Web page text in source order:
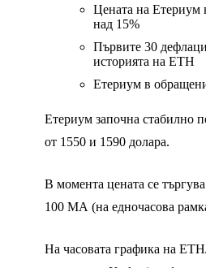
Цената на Етериум
над 15%
Първите 30
историята на ETH
Етериум в
Етериум започна стабилно
от 1550 и 1590 долара.
В момента цената се
100 МА (на едночасова
На часовата графика на